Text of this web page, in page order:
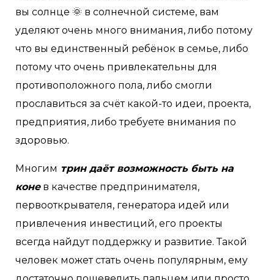
вы солнце 🌞 в солнечной системе, вам
уделяют очень много внимания, либо потому
что вы единственный ребёнок в семье, либо
потому что очень привлекательны для
противоположного пола, либо смогли
прославиться за счёт какой-то идеи, проекта,
предприятия, либо требуете внимания по
здоровью.
Многим трин даёт возможность быть на
коне в качестве предпринимателя,
первооткрывателя, генератора идей или
привлечения инвестиций, его проекты
всегда найдут поддержку и развитие. Такой
человек может стать очень популярным, ему